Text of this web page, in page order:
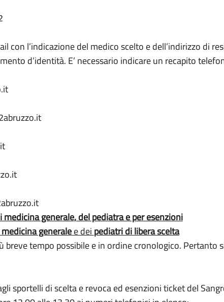
con l’indicazione del medico scelto e dell’indirizzo di
d’identità. E’ necessario indicare un recapito
generale, del pediatra e per esenzioni
generalee dei pediatri di libera scelta
breve tempo possibile e in ordine cronologico. Pertanto
sportelli di scelta e revoca ed esenzioni ticket del